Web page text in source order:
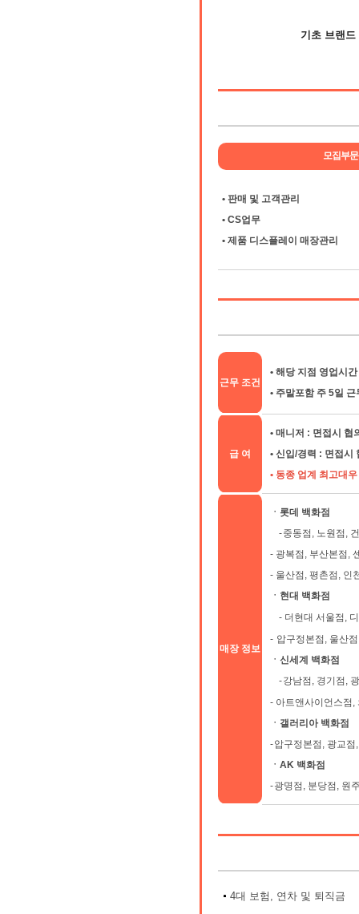
기초 브랜
모집부문
• 판매 및 고객관리
• CS업무
• 제품 디스플레이 매장관리
근무 조건
• 해당 지점 영업시
• 주말포함 주 5일 근
급 여
• 매니저 : 면접시 협
• 신입/경력 : 면접시
• 동종 업계 최고대
매장 정보
ㆍ롯데 백화점
-중동점, 노원점,
- 광복점, 부산본점,
- 울산점, 평촌점, 인
ㆍ현대 백화점
- 더현대 서울점,
- 압구정본점, 울산
ㆍ신세계 백화점
-강남점, 경기점,
- 아트앤사이언스점,
ㆍ갤러리아 백화점
-압구정본점, 광교
ㆍAK 백화점
-광명점, 분당점, 원
4대 보험, 연차 및 퇴직금